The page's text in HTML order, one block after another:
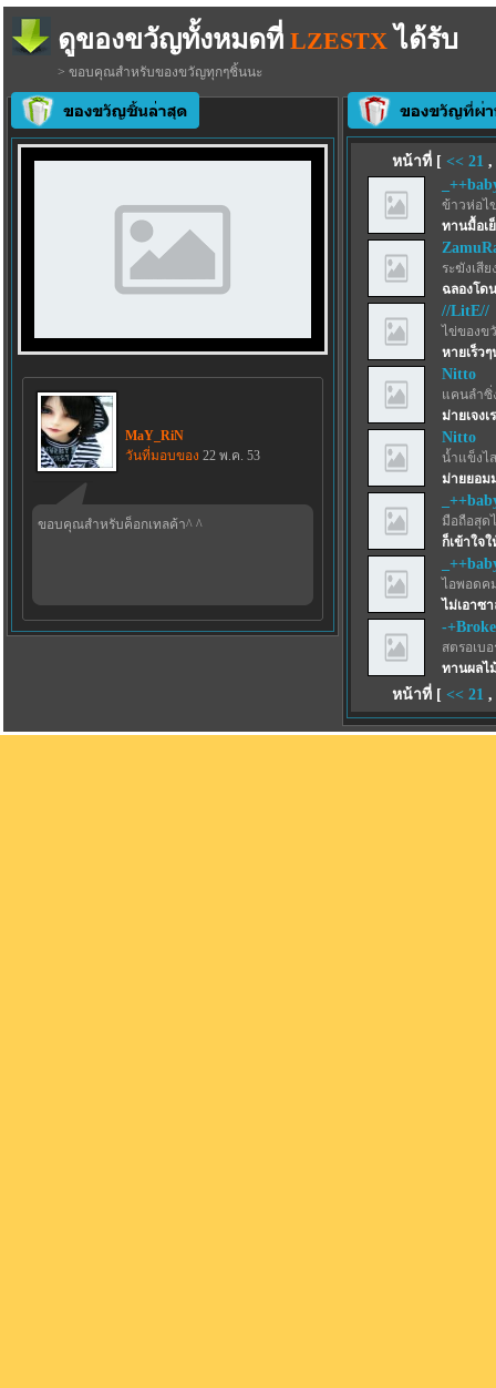
ดูของขวัญทั้งหมดที่ LZESTX ได้รับ
> ขอบคุณสำหรับของขวัญทุกๆชิ้นนะ
MaY_RiN
วันที่มอบของ 22 พ.ค. 53
ขอบคุณสำหรับค็อกเทลค้า^ ^
หน้าที่ [ << 21 ,
ข้าวห่อไ
ทานมื้อเ
ระฆังเสีย
ฉลองโด
//LitE//
ไข่ของข
หายเร็วๆ
Nitto
แคนลำซิ่
ม่ายเจงเ
Nitto
น้ำแข็งไ
ม่ายยอม
มือถือสุด
ก็เข้าใจ
ไอพอดค
ไม่เอาซ
-
สตรอเบอ
ทานผลไ
หน้าที่ [ << 21 ,